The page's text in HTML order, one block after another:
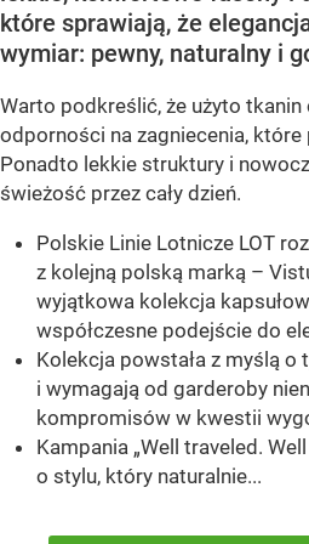
które sprawiają, że
wymiar: pewny, naturalny i
Warto podkreślić, że użyto tkanin
odporności na zagniecenia, które
Ponadto lekkie struktury i
świeżość przez cały dzień.
Polskie Linie Lotnicze LOT
z kolejną polską marką –
wyjątkowa kolekcja
współczesne podejście do
Kolekcja powstała z myślą o
i wymagają od garderoby
kompromisów w kwestii
Kampania „Well traveled.
o stylu, który naturalnie...